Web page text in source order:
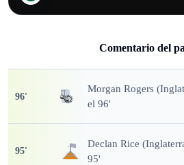
Comentario del
96'
Morgan Rogers
el 96'
95'
Declan Rice
95'